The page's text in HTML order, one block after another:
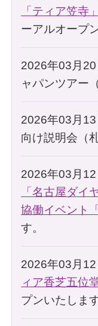
「ティア笠寺」
ーアルオープ
2026年03月
ャパンツアー
2026年03月
向け説明会（
2026年03月
「名古屋ダイ
協働イベント
す。
2026年03月
ィア香芝五位堂
プンいたします